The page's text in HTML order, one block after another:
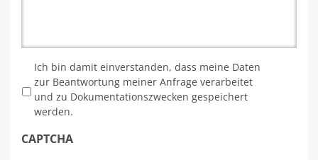
Ich bin damit einverstanden, dass meine Daten
zur Beantwortung meiner Anfrage verarbeitet
und zu Dokumentationszwecken gespeichert
werden.
CAPTCHA